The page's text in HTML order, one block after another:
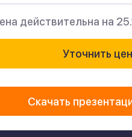
действительна на
Уточнить
Скачать